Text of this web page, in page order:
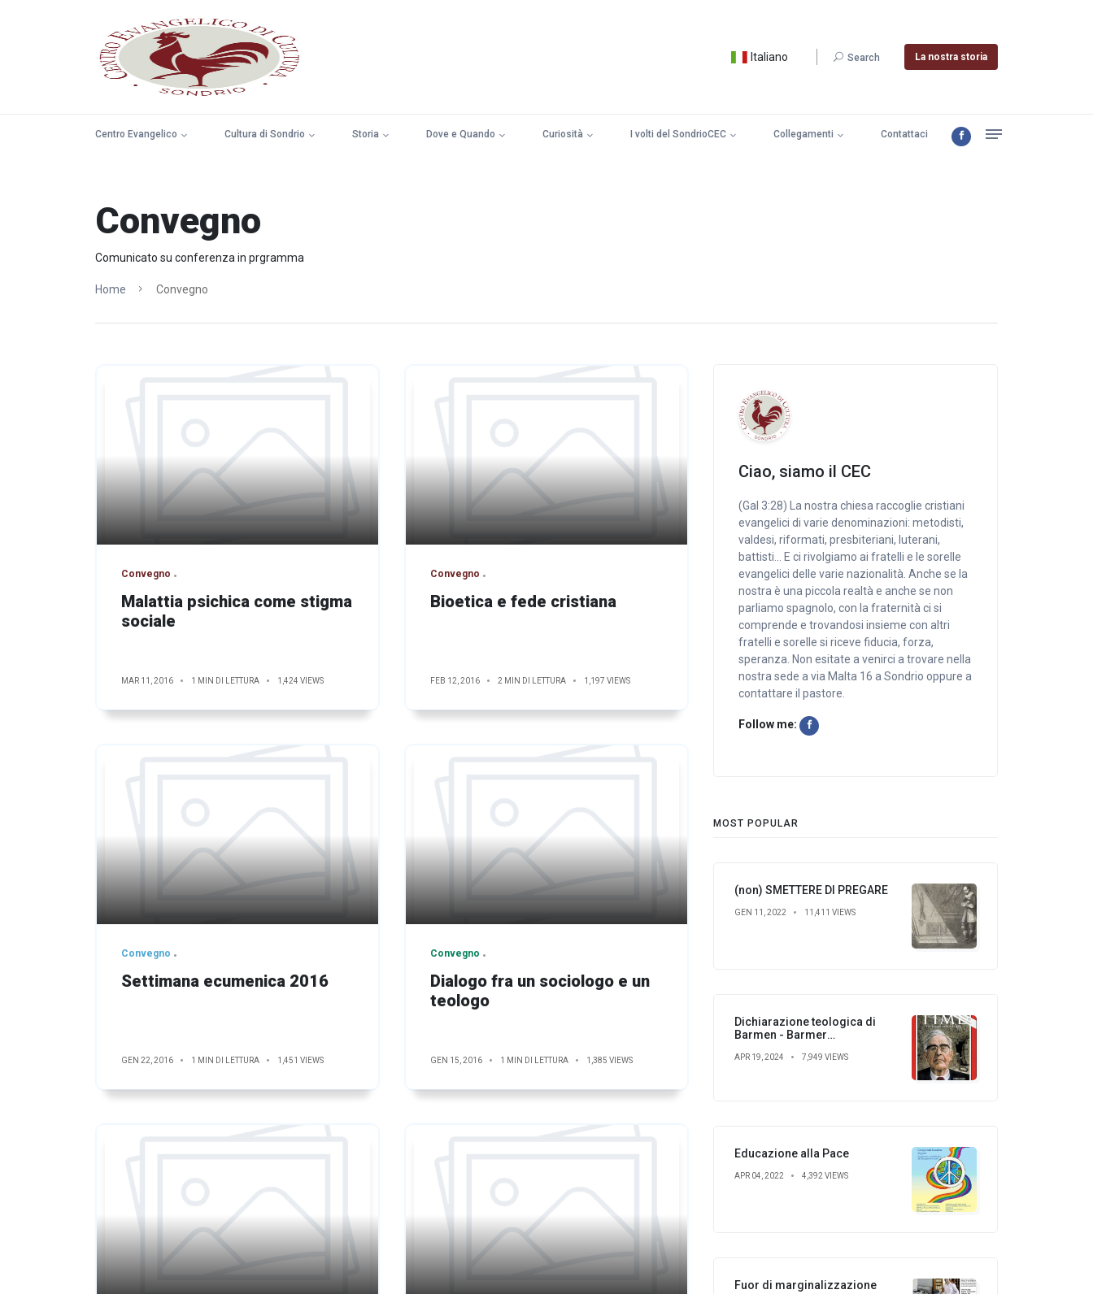
Italiano Search La nostra storia
Centro Evangelico Cultura di Sondrio Storia Dove e Quando Curiosità I volti del SondrioCEC Collegamenti Contattaci
Convegno
Comunicato su conferenza in prgramma
Home Convegno
Convegno
Malattia psichica come stigma
sociale
MAR 11, 2016 1 MIN DI LETTURA 1,424 VIEWS
Convegno
Bioetica e fede cristiana
FEB 12, 2016 2 MIN DI LETTURA 1,197 VIEWS
Convegno
Settimana ecumenica 2016
GEN 22, 2016 1 MIN DI LETTURA 1,451 VIEWS
Convegno
Dialogo fra un sociologo e un
teologo
GEN 15, 2016 1 MIN DI LETTURA 1,385 VIEWS
Ciao, siamo il CEC
(Gal 3:28) La nostra chiesa raccoglie cristiani
evangelici di varie denominazioni: metodisti,
valdesi, riformati, presbiteriani, luterani,
battisti… E ci rivolgiamo ai fratelli e le sorelle
evangelici delle varie nazionalità. Anche se la
nostra è una piccola realtà e anche se non
parliamo spagnolo, con la fraternità ci si
comprende e trovandosi insieme con altri
fratelli e sorelle si riceve fiducia, forza,
speranza. Non esitate a venirci a trovare nella
nostra sede a via Malta 16 a Sondrio oppure a
contattare il pastore.
Follow me:
MOST POPULAR
(non) SMETTERE DI PREGARE
GEN 11, 2022 11,411 VIEWS
Dichiarazione teologica di
Barmen - Barmer
APR 19, 2024 7,949 VIEWS
Educazione alla Pace
APR 04, 2022 4,392 VIEWS
Fuor di marginalizzazione